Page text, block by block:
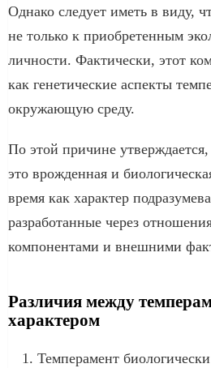
Однако следует иметь в виду,
не только к приобретенным
личности. Фактически, этот
как генетические аспекты
окружающую среду.
По этой причине
это врожденная и
время как характер
разработанные через
компонентами и внешними
Различия между
характером
Темперамент